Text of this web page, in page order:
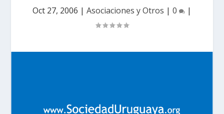
Oct 27, 2006 | Asociaciones y Otros | 0 |